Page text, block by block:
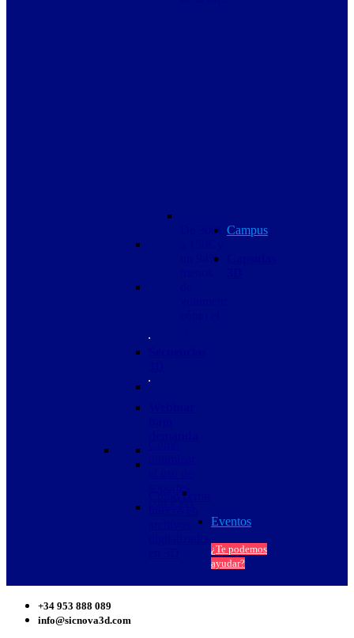
De 300€
un 94%
Campus
Cómo cerrar
Eventos
¿Te podemos
ayudar?
+34 953 888 089
info@sicnova3d.com